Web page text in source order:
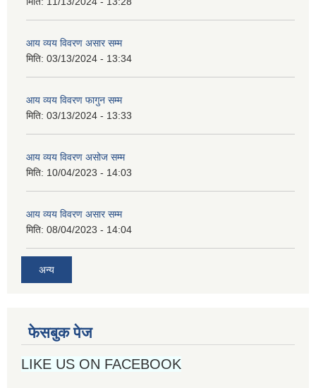
आय व्यय विवरण असार सम्म
मिति: 03/13/2024 - 13:34
आय व्यय विवरण फागुन सम्म
मिति: 03/13/2024 - 13:33
आय व्यय विवरण असोज सम्म
मिति: 10/04/2023 - 14:03
आय व्यय विवरण असार सम्म
मिति: 08/04/2023 - 14:04
अन्य
फेसबुक पेज
LIKE US ON FACEBOOK